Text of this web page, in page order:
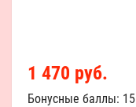
1 470 руб.
Бонусные баллы: 15